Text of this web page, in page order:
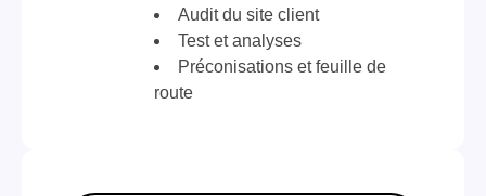
Audit du site client
Test et analyses
Préconisations et feuille de
route